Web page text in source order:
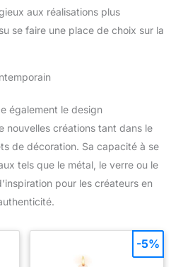
aux réalisations plus
se faire une place de choix sur la
également le design
nouvelles créations tant dans le
de décoration. Sa capacité à se
tels que le métal, le verre ou le
pour les créateurs en
-5%